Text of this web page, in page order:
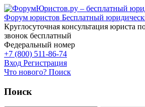
Форум юристов Бесплатный
Круглосуточная консультация юриста
звонок бесплатный
Федеральный номер
+7 (800) 511-86-74
Вход Регистрация
Что нового? Поиск
Поиск